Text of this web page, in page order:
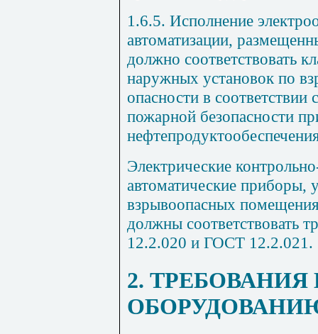
1.6.5. Исполнение
автоматизации,
должно соответствовать
наружных установок по
опасности в соответствии
пожарной безопасности
Электрические
автоматические приборы,
взрывоопасных
должны соответствовать
12.2.020 и ГОСТ 12.2.021.
2. ТРЕБОВАНИЯ